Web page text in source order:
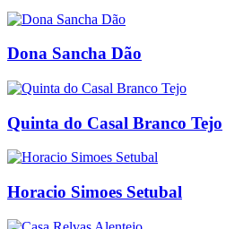
Dona Sancha Dão
Quinta do Casal Branco Tejo
Horacio Simoes Setubal